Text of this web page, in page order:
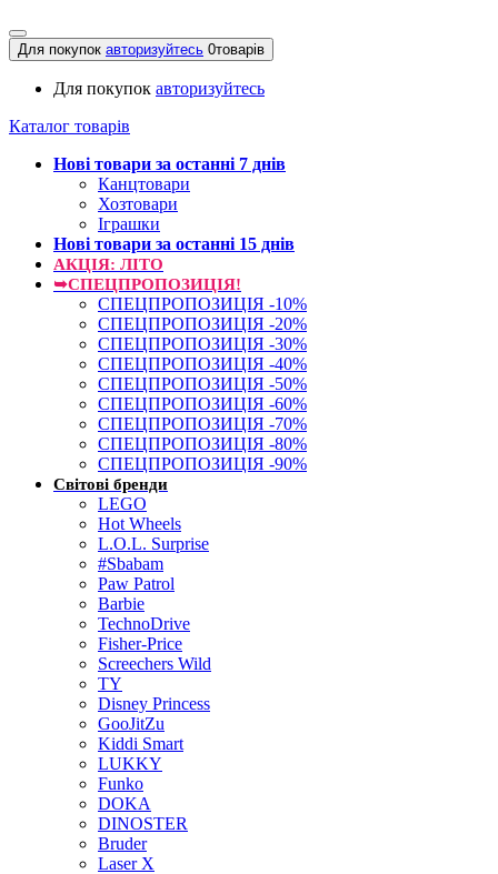
Для покупок авторизуйтесь 0товарів
Для покупок авторизуйтесь
Каталог товарів
Нові товари за останнi 7 днiв
Канцтовари
Хозтовари
Іграшки
Нові товари за останнi 15 днiв
АКЦІЯ: ЛІТО
➥СПЕЦПРОПОЗИЦІЯ!
СПЕЦПРОПОЗИЦІЯ -10%
СПЕЦПРОПОЗИЦІЯ -20%
СПЕЦПРОПОЗИЦІЯ -30%
СПЕЦПРОПОЗИЦІЯ -40%
СПЕЦПРОПОЗИЦІЯ -50%
СПЕЦПРОПОЗИЦІЯ -60%
СПЕЦПРОПОЗИЦІЯ -70%
СПЕЦПРОПОЗИЦІЯ -80%
СПЕЦПРОПОЗИЦІЯ -90%
Світові бренди
LEGO
Hot Wheels
L.O.L. Surprise
#Sbabam
Paw Patrol
Barbie
TechnoDrive
Fisher-Price
Screechers Wild
TY
Disney Princess
GooJitZu
Kiddi Smart
LUKKY
Funko
DOKA
DINOSTER
Bruder
Laser X